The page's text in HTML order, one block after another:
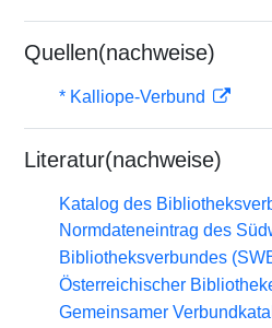
Quellen(nachweise)
* Kalliope-Verbund
Literatur(nachweise)
Katalog des
Normdateneintrag des
Bibliotheksverbundes
Österreichischer
Gemeinsamer